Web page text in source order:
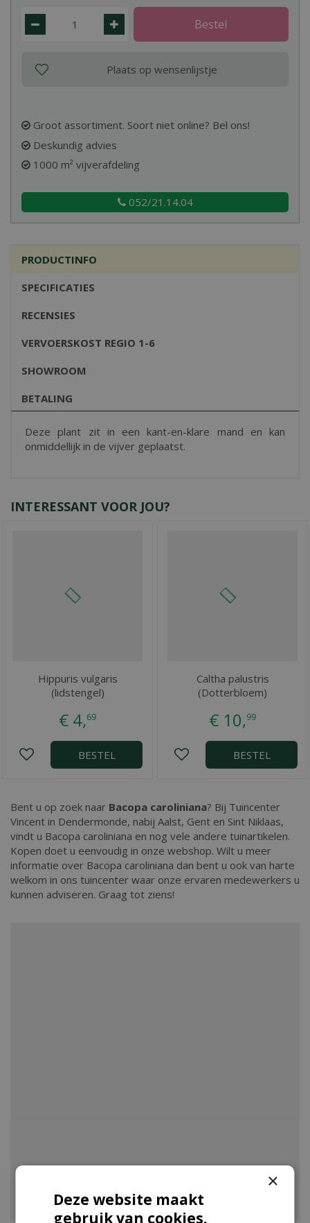
Groot assortiment. Soort niet online? Bel ons!
Deskundig advies
1000 m² vijverafdeling
052/21.14.04
PRODUCTINFO
SPECIFICATIES
RECENSIES
VERVOERSKOST REGIO 1-6
SHOWROOM
BETALING
Deze plant zit in een kant-en-klare mand en kan
onmiddellijk in de vijver geplaatst.
INTERESSANT VOOR JOU?
Hippuris vulgaris
(lidstengel)
€ 4,69
BESTEL
Caltha palustris
(Dotterbloem)
€ 10,99
BESTEL
Bent u op zoek naar Bacopa caroliniana? Bij Tuincenter
Vincent in Dendermonde, nabij Aalst, Gent en Sint Niklaas,
vindt u Bacopa caroliniana en nog vele andere tuinartikelen.
Kopen doet u eenvoudig in onze webshop. Wilt u meer
informatie over Bacopa caroliniana dan bent u ook van harte
welkom in ons tuincenter waar onze ervaren medewerkers u
kunnen adviseren. Graag tot ziens!
×
Deze website maakt
gebruik van cookies.